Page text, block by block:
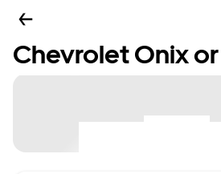
Chevrolet Onix